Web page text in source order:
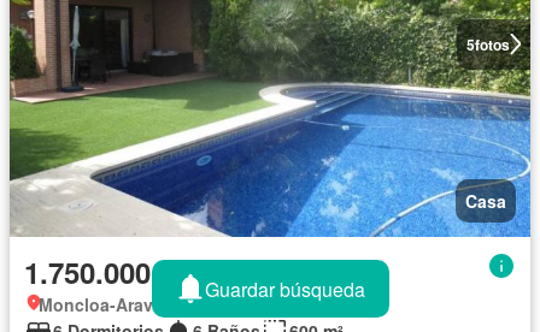
5fotos
Casa
1.750.000 €
Moncloa-Aravaca, Madrid
Guardar búsqueda